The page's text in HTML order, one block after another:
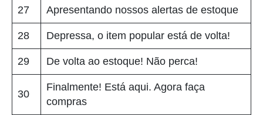
27 Apresentando nossos alertas de estoque
28 Depressa, o item popular está de volta!
29 De volta ao estoque! Não perca!
30
Finalmente! Está aqui. Agora faça
compras